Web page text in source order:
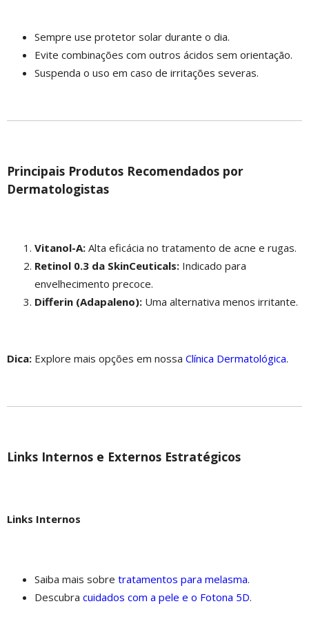
Sempre use protetor solar durante o dia.
Evite combinações com outros ácidos sem orientação.
Suspenda o uso em caso de irritações severas.
Principais Produtos Recomendados por
Dermatologistas
Vitanol-A: Alta eficácia no tratamento de acne e rugas.
Retinol 0.3 da SkinCeuticals: Indicado para
envelhecimento precoce.
Differin (Adapaleno): Uma alternativa menos irritante.
Dica: Explore mais opções em nossa Clínica Dermatológica.
Links Internos e Externos Estratégicos
Links Internos
Saiba mais sobre tratamentos para melasma.
Descubra cuidados com a pele e o Fotona 5D.